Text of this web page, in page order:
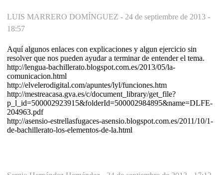
LUIS MARRERO DOMÍNGUEZ - 24 de septiembre de 2013 -
18:57
Aquí algunos enlaces con explicaciones y algun ejercicio sin
resolver que nos pueden ayudar a terminar de entender el tema.
http://lengua-bachillerato.blogspot.com.es/2013/05/la-
comunicacion.html
http://elvelerodigital.com/apuntes/lyl/funciones.htm
http://mestreacasa.gva.es/c/document_library/get_file?
p_l_id=500002923915&folderId=500002984895&name=DLFE-
204963.pdf
http://asensio-estrellasfugaces-asensio.blogspot.com.es/2011/10/1-
de-bachillerato-los-elementos-de-la.html